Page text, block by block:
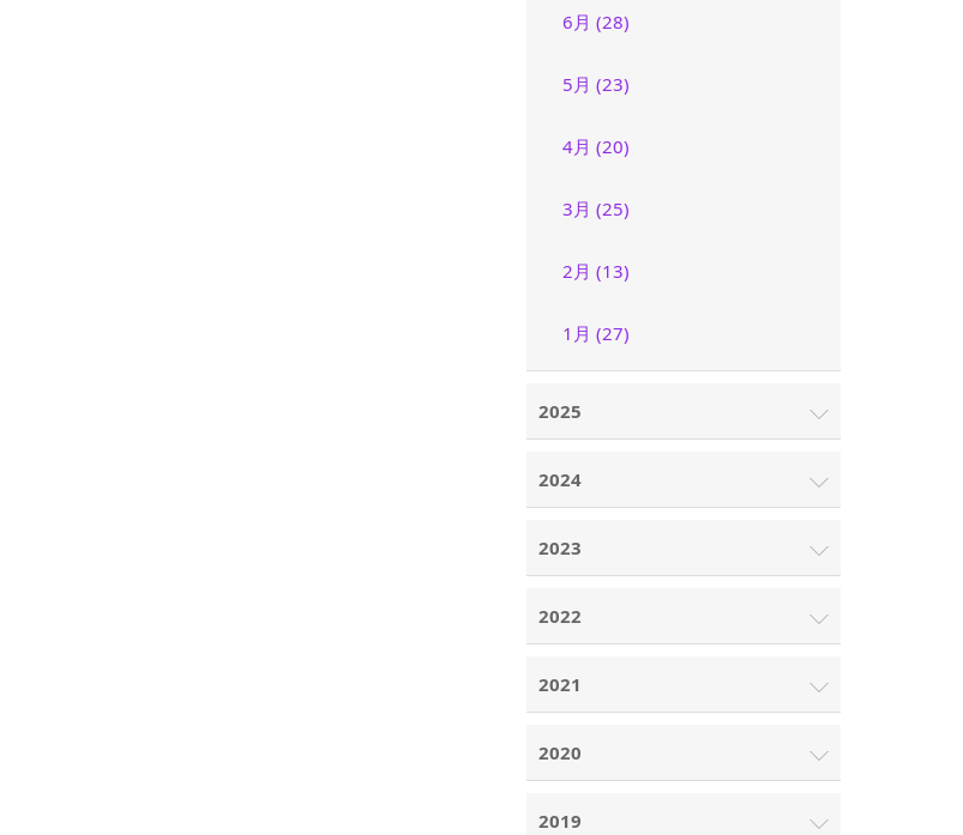
6月 (28)
5月 (23)
4月 (20)
3月 (25)
2月 (13)
1月 (27)
2025
2024
2023
2022
2021
2020
2019